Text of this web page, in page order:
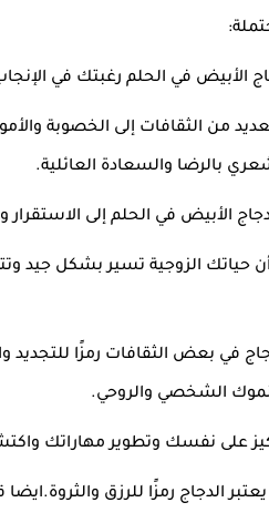
:
الأبيض في الحلم رغبتك في
من الثقافات إلى الخصوبة
بالرضا والسعادة العائلية.
الأبيض في الحلم إلى الاستقرار
حياتك الزوجية تسير بشكل جيد
في بعض الثقافات رمزًا للتجديد
الشخصي والروحي.
على نفسك وتطوير مهاراتك
الدجاج رمزًا للرزق والثروة.ايضا